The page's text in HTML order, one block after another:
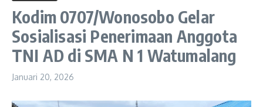
Kodim 0707/Wonosobo Gelar
Sosialisasi Penerimaan Anggota
TNI AD di SMA N 1 Watumalang
Januari 20, 2026